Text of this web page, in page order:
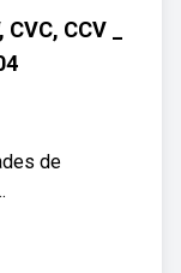
CCV _
de